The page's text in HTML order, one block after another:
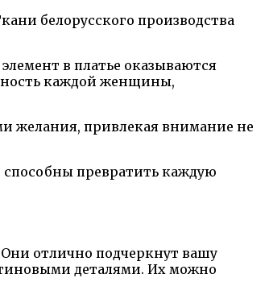
белорусского производства
в платье оказываются
каждой женщины,
желания, привлекая внимание не
способны превратить каждую
отлично подчеркнут вашу
деталями. Их можно